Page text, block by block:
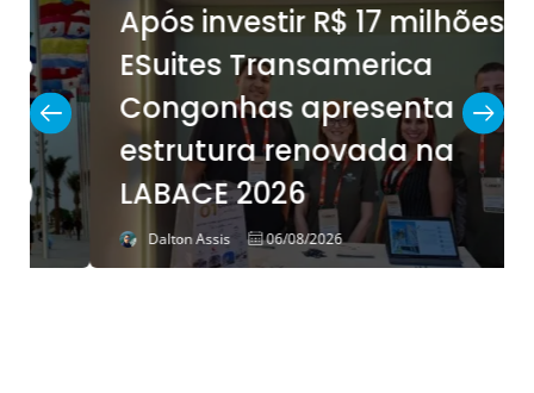
Após investir R$ 17 milhões,
ESuites Transamerica
Congonhas apresenta
estrutura renovada na
LABACE 2026
Dalton Assis 06/08/2026